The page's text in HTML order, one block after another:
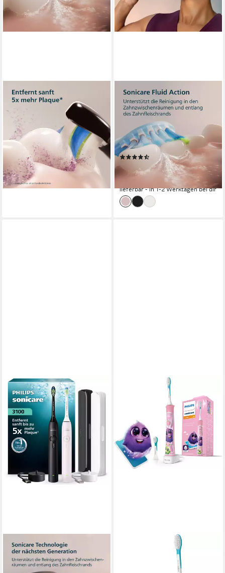
PHILIPS SONICARE
Elektrische Zahnbürste Series
3100
2 St.
Aufsteckbürsten
1 Reinigungsprogramme
89,99 € UVP 99,99 €
-10%
lieferbar - in 3-5 Werktagen bei dir
PHILIPS SONICARE
Elektrische Zahnbürste
DiamondClean 9000 HX9911
Schalltechnologie Technologie
1 St. Aufsteckbürsten
4 Reinigungsprogramme
(422)
199,99 € UVP219,99 €
-9%
lieferbar - in 1-2 Werktagen bei dir